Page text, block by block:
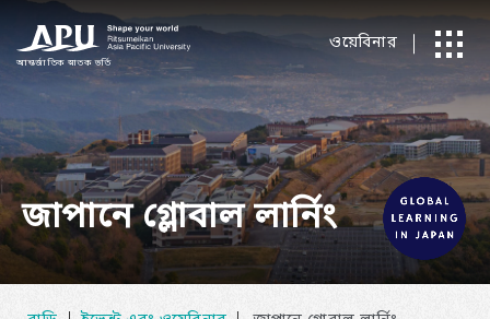
আন্তর্জাতিক ​ ​স্নাতক ভর্তি
ওয়েবিনার
জাপানে গ্লোবাল লার্নিং